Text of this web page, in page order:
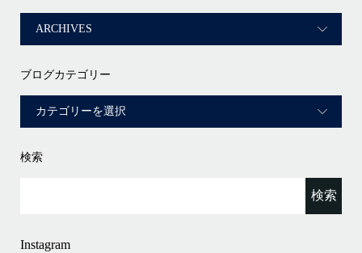
ブログカテゴリー
検索
Instagram